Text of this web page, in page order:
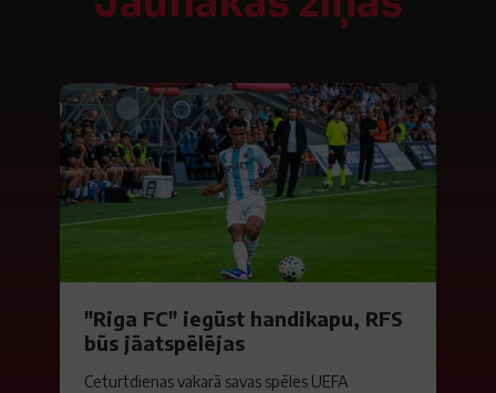
"Riga FC" iegūst handikapu, RFS
būs jāatspēlējas
Ceturtdienas vakarā savas spēles UEFA